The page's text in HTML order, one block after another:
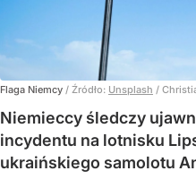
Flaga Niemcy / Źródło: Unsplash /
Niemieccy śledczy
incydentu na lotnisku
ukraińskiego samolotu